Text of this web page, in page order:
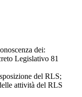
dei:
Legislativo 81
del RLS;
attività del RLS